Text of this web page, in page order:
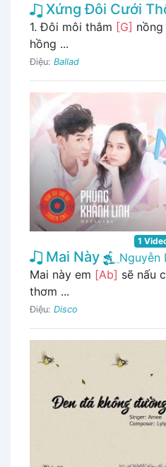
Xứng Đôi Cưới
1. Đôi môi thắm [G]
hồng ...
Điệu: Ballad
1
Mai Này
Nguyễn
Mai này em [Ab] sẽ nấu
thơm ...
Điệu: Disco